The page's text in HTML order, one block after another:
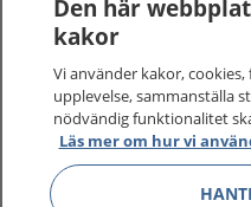
1177 på flera språk
Om 1177
Kontakt
Den här
kakor
Vi använder kakor,
upplevelse, sammanställa
nödvändig funktionalitet
Läs mer om hur vi